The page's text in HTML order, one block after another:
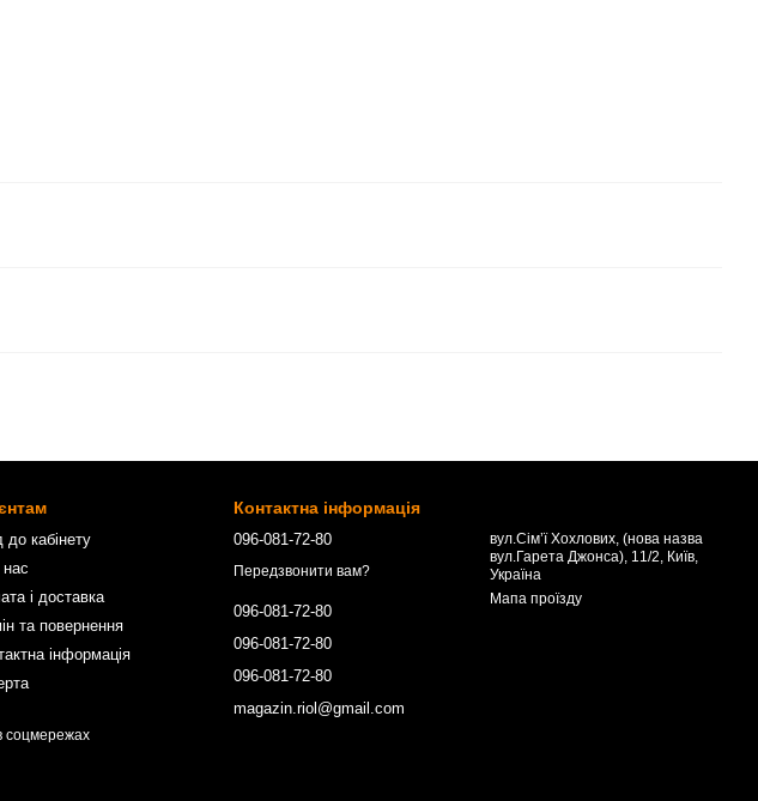
до кабінету
і доставка
та повернення
інформація
соцмережах
Контактна інформація
096-081-72-80
Передзвонити вам?
096-081-72-80
096-081-72-80
096-081-72-80
magazin.riol@gmail.com
вул.Сім’ї Хохлових, (нова назва
вул.Гарета Джонса), 11/2, Київ,
Україна
Мапа проїзду